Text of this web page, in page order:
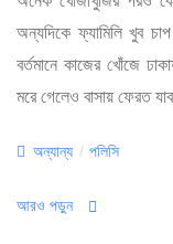
অন্যদিকে ফ্যামিলি খুব
বর্তমানে কাজের খোঁজে
মরে গেলেও বাসায় ফেরত
Categories
অন্যান্য / পলিসি
আরও পড়ুন